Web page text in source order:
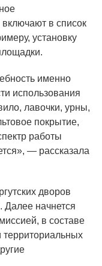
включают в список
установку
именно
использования
лавочки, урны,
покрытие,
работы
— рассказала
дворов
Далее начнется
в составе
территориальных